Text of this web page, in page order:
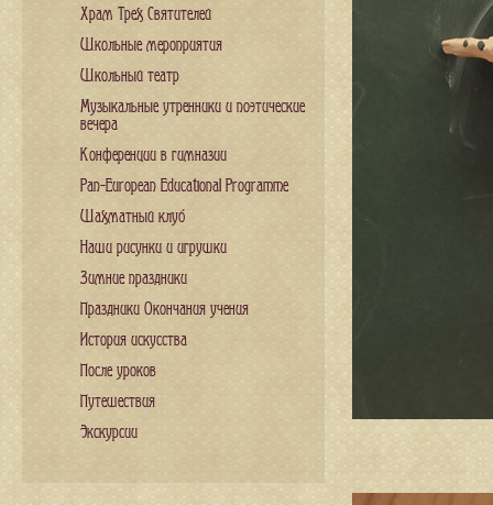
Храм Трех Святителей
Школьные мероприятия
Школьный театр
Музыкальные утренники и поэтические
вечера
Конференции в гимназии
Pan-European Educational Programme
Шахматный клуб
Наши рисунки и игрушки
Зимние праздники
Праздники Окончания учения
История искусства
После уроков
Путешествия
Экскурсии